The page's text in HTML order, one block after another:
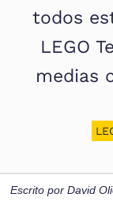
todos
LEGO
medias
Escrito porDavid